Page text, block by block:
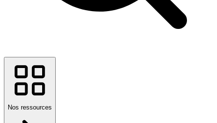
Nos ressources